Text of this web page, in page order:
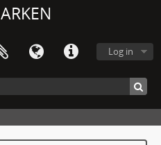
ARKEN
Log in